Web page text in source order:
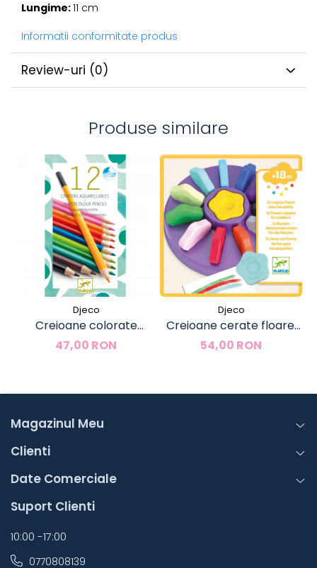
Lungime:11 cm
Informatii conformitate produs
Review-uri (0)
Produse similare
Djeco
Creioane colorate
acuarela, Djeco
47,00 RON
Djeco
Creioane cerate floare,
Djeco
54,00 RON
Magazinul Meu
Clienti
Date Comerciale
Suport Clienti
10:00 -17:00
0770808139